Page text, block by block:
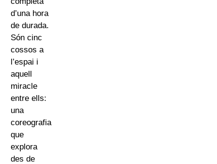
d’una hora
de durada.
Són cinc
cossos a
l’espai i
aquell
miracle
entre ells:
una
coreografia
que
explora
des de